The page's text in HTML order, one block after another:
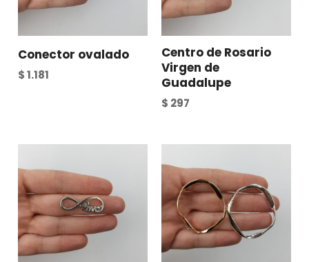
Conector ovalado
$1.181
Centro de Rosario
Virgen de
Guadalupe
$ 297